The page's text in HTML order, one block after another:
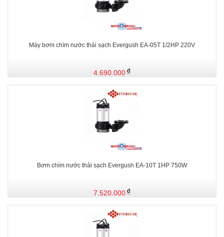
Máy bơm chìm nước thải sạch Evergush EA-05T 1/2HP 220V
4.690.000
Bơm chìm nước thải sạch Evergush EA-10T 1HP 750W
7.520.000